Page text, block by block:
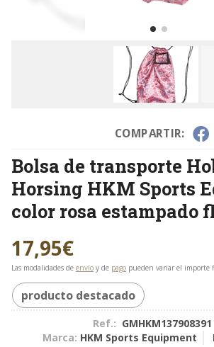
COMPARTIR:
Bolsa de transporte
Horsing HKM Sports
color rosa estampado
17,95€
Las modalidades de envío y de pago pueden variar el importe
producto destacado
Ref.: GMHKM137908391
Marca: HKM Sports Equipment